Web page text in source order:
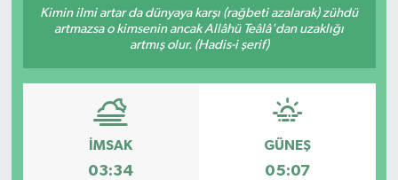
Kimin ilmi artar da dünyaya karşı (rağbeti azalarak) zühdü
artmazsa o kimsenin ancak Allâhü Teâlâ'dan uzaklığı
artmış olur. (Hadis-i şerif)
İMSAK
03:34
GÜNEŞ
05:07
Devrek
Dergim
Haber Arşivi